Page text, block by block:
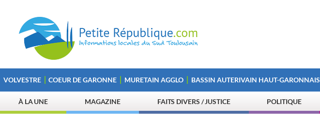
VOLVESTRE COEUR DE GARONNE MURETAIN AGGLO BASSIN AUTERIVAIN HAUT-GARONNAIS
À LA UNE MAGAZINE FAITS DIVERS / JUSTICE POLITIQUE